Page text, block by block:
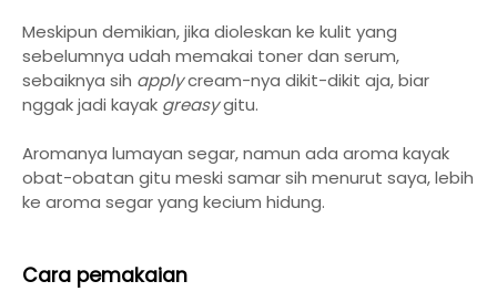
Meskipun demikian, jika dioleskan ke kulit yang
sebelumnya udah memakai toner dan serum,
sebaiknya sih applycream-nya dikit-dikit aja, biar
nggak jadi kayak greasygitu.
Aromanya lumayan segar, namun ada aroma kayak
obat-obatan gitu meski samar sih menurut saya, lebih
ke aroma segar yang kecium hidung.
Cara pemakaian